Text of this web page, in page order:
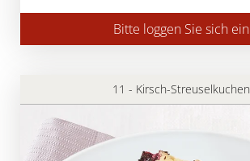
Bitte loggen Sie sich ein
11 - Kirsch-Streuselkuchen